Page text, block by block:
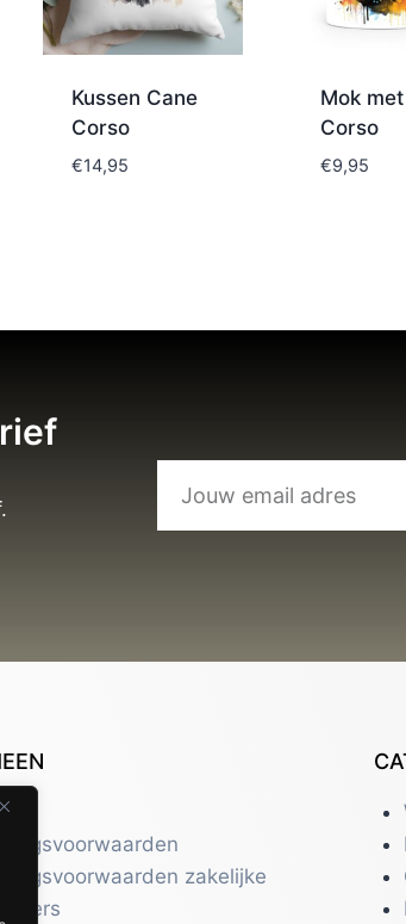
Kussen Cane
Corso
€14,95
Mok
Corso
€9,95
zakelijke